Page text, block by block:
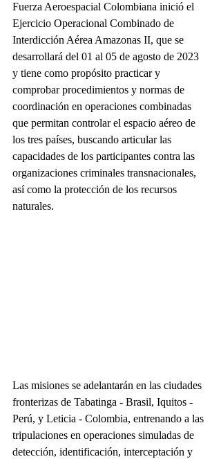
Fuerza Aeroespacial Colombiana inició el
Ejercicio Operacional Combinado de
Interdicción Aérea Amazonas II, que se
desarrollará del 01 al 05 de agosto de 2023
y tiene como propósito practicar y
comprobar procedimientos y normas de
coordinación en operaciones combinadas
que permitan controlar el espacio aéreo de
los tres países, buscando articular las
capacidades de los participantes contra las
organizaciones criminales transnacionales,
así como la protección de los recursos
naturales.
Las misiones se adelantarán en las ciudades
fronterizas de Tabatinga - Brasil, Iquitos -
Perú, y Leticia - Colombia, entrenando a las
tripulaciones en operaciones simuladas de
detección, identificación, interceptación y